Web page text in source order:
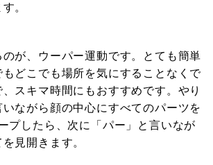
。
のが、ウーパー運動です。とても簡単
どこでも場所を気にすることなくで
スキマ時間にもおすすめです。やり
ながら顔の中心にすべてのパーツを
プしたら、次に「パー」と言いなが
見開きます。